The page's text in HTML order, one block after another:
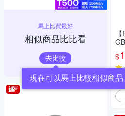
馬上比買最好
相似商品比比看
去比較
現在可以馬上比較相似商品
$
挑